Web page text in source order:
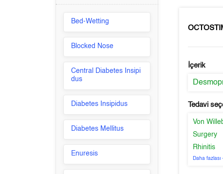
Bed-Wetting
Blocked Nose
Central Diabetes Insipi
dus
Diabetes Insipidus
Diabetes Mellitus
Enuresis
İçerik
Tedavi
Von
Surgery
Rhinitis
Daha fazlası